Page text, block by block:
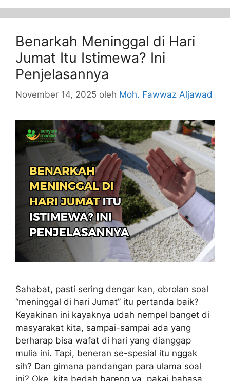
Benarkah Meninggal di Hari
Jumat Itu Istimewa? Ini
Penjelasannya
November 14, 2025 oleh Moh. Fawwaz Aljawad
Sahabat, pasti sering dengar kan, obrolan soal
“meninggal di hari Jumat” itu pertanda baik?
Keyakinan ini kayaknya udah nempel banget di
masyarakat kita, sampai-sampai ada yang
berharap bisa wafat di hari yang dianggap
mulia ini. Tapi, beneran se-spesial itu nggak
sih? Dan gimana pandangan para ulama soal